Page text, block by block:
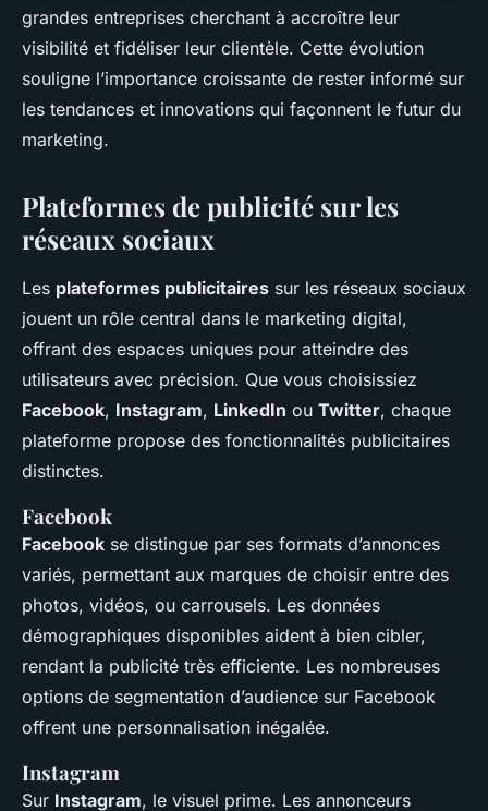
grandes entreprises cherchant à accroître leur
visibilité et fidéliser leur clientèle. Cette évolution
souligne l’importance croissante de rester informé sur
les tendances et innovations qui façonnent le futur du
marketing.
Plateformes de publicité sur les
réseaux sociaux
Les plateformes publicitaires sur les réseaux sociaux
jouent un rôle central dans le marketing digital,
offrant des espaces uniques pour atteindre des
utilisateurs avec précision. Que vous choisissiez
Facebook, Instagram, LinkedIn ou Twitter, chaque
plateforme propose des fonctionnalités publicitaires
distinctes.
Facebook
Facebook se distingue par ses formats d’annonces
variés, permettant aux marques de choisir entre des
photos, vidéos, ou carrousels. Les données
démographiques disponibles aident à bien cibler,
rendant la publicité très efficiente. Les nombreuses
options de segmentation d’audience sur Facebook
offrent une personnalisation inégalée.
Instagram
Sur Instagram, le visuel prime. Les annonceurs